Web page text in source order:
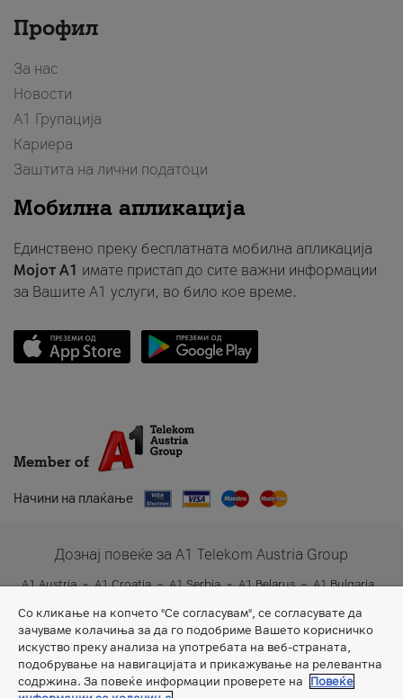
Профил
За нас
Новости
А1 Групација
Кариера
Заштита на лични податоци
Мобилна апликација
Единствено преку бесплатната мобилна апликација
Мојот A1 имате пристап до сите важни информации
за Вашите A1 услуги, во било кое време.
Member of
Начини на плаќање
Дознај повеќе за A1 Telekom Austria Group
A1 Austria A1 Croatia A1 Serbia A1 Belarus
A1 Bulgaria
Со кликање на копчето "Се согласувам", се согласувате да
зачуваме колачиња за да го подобриме Вашето корисничко
искуство преку анализа на употребата на веб-страната,
подобрување на навигацијата и прикажување на релевантна
содржина. За повеќе информации проверете на
Повеќе